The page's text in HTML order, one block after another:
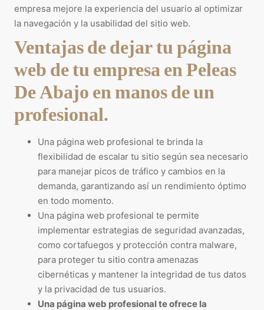
empresa mejore la experiencia del usuario al optimizar
la navegación y la usabilidad del sitio web.
Ventajas de dejar tu página
web de tu empresa en Peleas
De Abajo en manos de un
profesional.
Una página web profesional te brinda la
flexibilidad de escalar tu sitio según sea necesario
para manejar picos de tráfico y cambios en la
demanda, garantizando así un rendimiento óptimo
en todo momento.
Una página web profesional te permite
implementar estrategias de seguridad avanzadas,
como cortafuegos y protección contra malware,
para proteger tu sitio contra amenazas
cibernéticas y mantener la integridad de tus datos
y la privacidad de tus usuarios.
Una página web profesional te ofrece la